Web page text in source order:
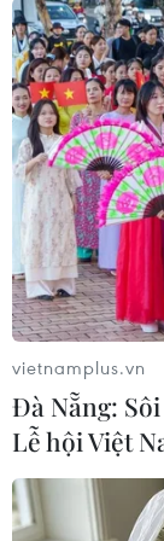
#Hội nghị Bộ
#ASEAN
Theo dõi
vietnamplus.vn
Đà Nẵng:
Lễ hội Việt